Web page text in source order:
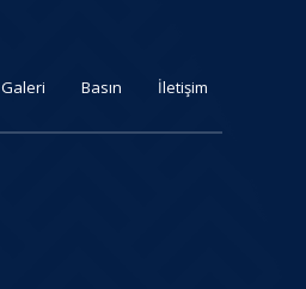
Galeri Basın İletişim